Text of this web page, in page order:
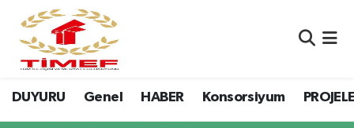
DUYURU Genel HABER Konsorsiyum
Anasayfa Kutu
Anasayfa Manşet
Nöbetçi Eczaneler
Hava Durumu